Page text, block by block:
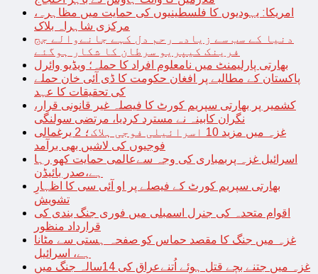
امریکا: یہودیوں کا فلسطینیوں کی حمایت میں مظاہرہ،
مرکزی شاہراہ بلاک
دنیا کے سب سے زیادہ رحم دل کہے جانےوالے جج
فرینک کیپریو سرطان کا شکار ہوگئے
بھارتی پارلیمنٹ میں نامعلوم افراد کا حملہ؛ ویڈیو وائرل
پاکستان کے مطالبے پر افغان حکومت کا ڈی آئی خان حملے
کی تحقیقات کا عہد
کشمیر پر بھارتی سپریم کورٹ کا فیصلہ غیر قانونی قرار،
نگران کابینہ نے مسترد کردیا، مرتضی سولنگی
غزہ میں مزید 10 اسرائیلی فوجی ہلاک؛ 2 یرغمالی
فوجیوں کی لاشیں بھی برآمد
اسرائیل غزہ پربمباری کی وجہ سےعالمی حمایت کھو رہا
ہے،صدر بائیڈن
بھارتی سپریم کورٹ کے فیصلے پر او آئی سی کا اظہارِ
تشویش
اقوام متحدہ کی جنرل اسمبلی میں فوری جنگ بندی کی
قرارداد منظور
غزہ میں جنگ کا مقصد حماس کو صفحہ ہستی سے مٹانا
ہے، اسرائیل
غزہ میں جتنے بچے قتل ہوئے اُتنےعراق کی 14سالہ جنگ میں